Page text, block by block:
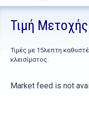
Τιμή Μετοχής
Τιμές με 15λεπτη
κλεισίματος.
Market feed is not